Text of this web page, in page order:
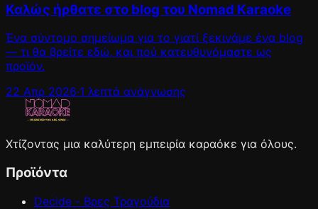
Καλώς ήρθατε στο blog του Nomad Karaoke
Ένα σύντομο σημείωμα για το γιατί ξεκινάμε ένα blog
— τι θα βρείτε εδώ, και πού κατευθυνόμαστε ως
προϊόν.
22 Απρ 2026·1 λεπτά ανάγνωσης
Χτίζοντας μια καλύτερη εμπειρία καραόκε για όλους.
Προϊόντα
Decide - Βρες Τραγούδια